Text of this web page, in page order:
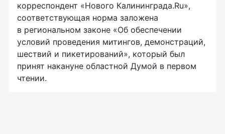
корреспондент «Нового Калининграда.Ru»,
соответствующая норма заложена
в региональном законе «Об обеспечении
условий проведения митингов, демонстраций,
шествий и пикетирований», который был
принят накануне областной Думой в первом
чтении.